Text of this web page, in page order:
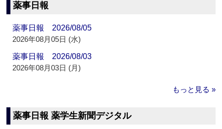
薬事日報
薬事日報 2026/08/05
2026年08月05日 (水)
薬事日報 2026/08/03
2026年08月03日 (月)
もっと見る »
薬事日報 薬学生新聞デジタル